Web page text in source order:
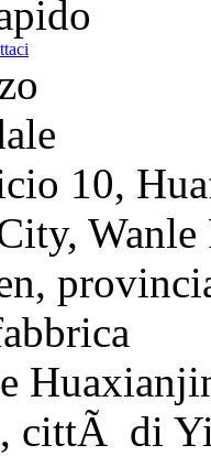
10,
cittÃ di